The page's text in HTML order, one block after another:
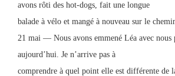
avons rôti des hot-dogs, fait une longue
balade à vélo et mangé à nouveau sur le
21 mai — Nous avons emmené Léa avec nous
aujourd’hui. Je n’arrive pas à
comprendre à quel point elle est différente de